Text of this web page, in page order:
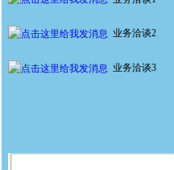
业务洽谈2
业务洽谈3